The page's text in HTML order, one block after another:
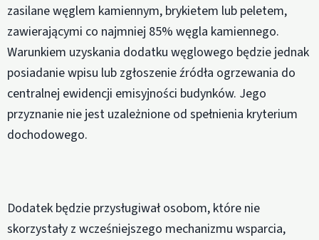
zasilane węglem kamiennym, brykietem lub peletem,
zawierającymi co najmniej 85% węgla kamiennego.
Warunkiem uzyskania dodatku węglowego będzie jednak
posiadanie wpisu lub zgłoszenie źródła ogrzewania do
centralnej ewidencji emisyjności budynków. Jego
przyznanie nie jest uzależnione od spełnienia kryterium
dochodowego.
Dodatek będzie przysługiwał osobom, które nie
skorzystały z wcześniejszego mechanizmu wsparcia,